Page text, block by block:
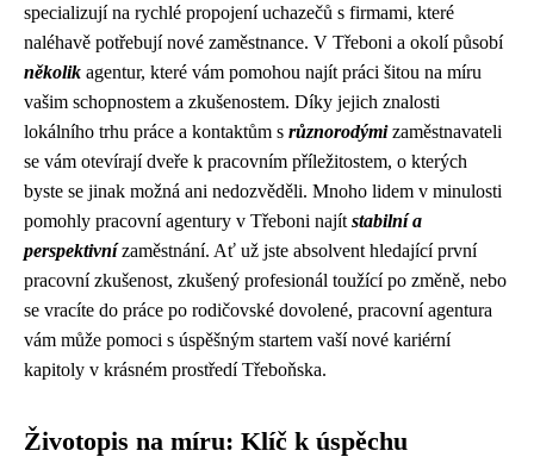
specializují na rychlé propojení uchazečů s firmami, které
naléhavě potřebují nové zaměstnance. V Třeboni a okolí působí
několik agentur, které vám pomohou najít práci šitou na míru
vašim schopnostem a zkušenostem. Díky jejich znalosti
lokálního trhu práce a kontaktům s různorodýmizaměstnavateli
se vám otevírají dveře k pracovním příležitostem, o kterých
byste se jinak možná ani nedozvěděli. Mnoho lidem v minulosti
pomohly pracovní agentury v Třeboni najít stabilní a
perspektivnízaměstnání. Ať už jste absolvent hledající první
pracovní zkušenost, zkušený profesionál toužící po změně, nebo
se vracíte do práce po rodičovské dovolené, pracovní agentura
vám může pomoci s úspěšným startem vaší nové kariérní
kapitoly v krásném prostředí Třeboňska.
Životopis na míru: Klíč k úspěchu